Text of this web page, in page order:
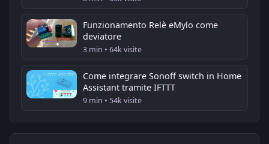
Funzionamento Relè eMylo come
deviatore
3 min • 64k visite
Come integrare Sonoff switch in Home
Assistant tramite IFTTT
9 min • 54k visite